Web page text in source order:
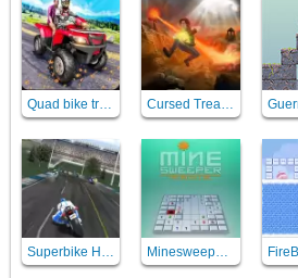
Quad bike traffic racing mania Cursed Treasure